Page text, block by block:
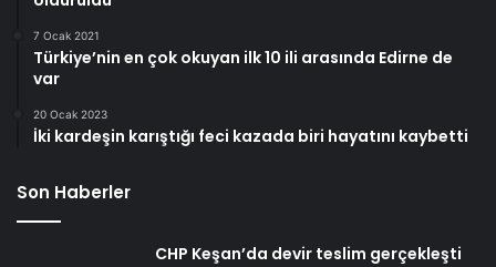
7 Ocak 2021
Türkiye’nin en çok okuyan ilk 10 ili arasında Edirne de
var
20 Ocak 2023
İki kardeşin karıştığı feci kazada biri hayatını kaybetti
Son Haberler
CHP Keşan’da devir teslim gerçekleşti